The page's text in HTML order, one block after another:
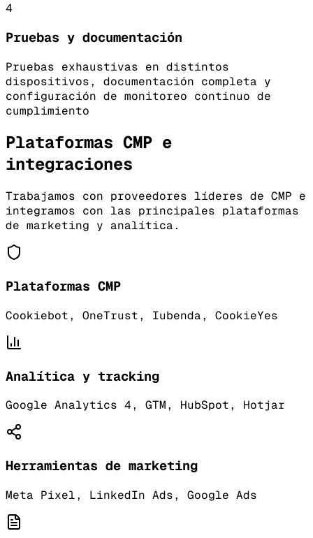
4
Pruebas y documentación
Pruebas exhaustivas en distintos
dispositivos, documentación completa y
configuración de monitoreo continuo de
cumplimiento
Plataformas CMP e
integraciones
Trabajamos con proveedores líderes de CMP e
integramos con las principales plataformas
de marketing y analítica.
Plataformas CMP
Cookiebot, OneTrust, Iubenda, CookieYes
Analítica y tracking
Google Analytics 4, GTM, HubSpot, Hotjar
Herramientas de marketing
Meta Pixel, LinkedIn Ads, Google Ads